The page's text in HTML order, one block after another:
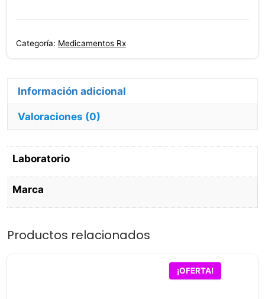
Tamsulon
30
Categoría: Medicamentos Rx
Información adicional
Valoraciones (0)
Laboratorio
Marca
Productos relacionados
¡OFERTA!